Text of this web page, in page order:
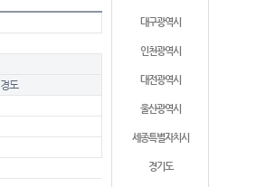
대구광역시
인천광역시
대전광역시
울산광역시
세종특별자치시
경기도
경도